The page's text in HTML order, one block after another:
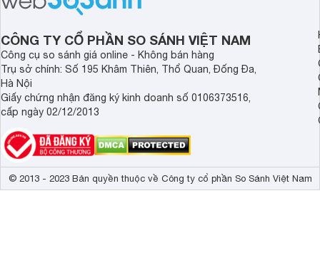
CÔNG TY CỔ PHẦN SO SÁNH VIỆT NAM
Công cụ so sánh giá online - Không bán hàng
Trụ sở chính: Số 195 Khâm Thiên, Thổ Quan, Đống Đa,
Hà Nội
Giấy chứng nhận đăng ký kinh doanh số 0106373516,
cấp ngày 02/12/2013
© 2013 - 2023 Bản quyền thuộc về Công ty cổ phần So Sánh Việt Nam